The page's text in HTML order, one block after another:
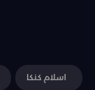
اسلام كنكا